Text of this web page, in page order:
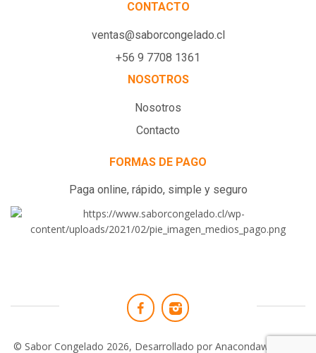
CONTACTO
ventas@saborcongelado.cl
+56 9 7708 1361
NOSOTROS
Nosotros
Contacto
FORMAS DE PAGO
Paga online, rápido, simple y seguro
© Sabor Congelado 2026, Desarrollado por Anacondaweb.com